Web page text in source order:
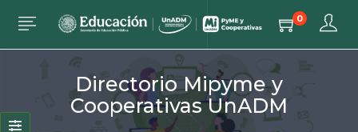
0
Directorio Mipyme y
Cooperativas UnADM